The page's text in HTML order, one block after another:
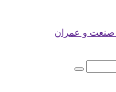
صنعت و عمران